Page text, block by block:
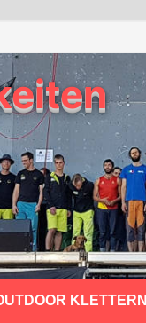
KLETTERN